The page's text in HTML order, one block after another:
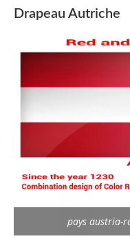
Drapeau Autriche
pays austria-